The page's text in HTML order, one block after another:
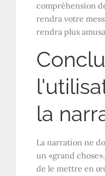
compréhension
rendra votre
rendra plus
la
La narration ne
un «grand
de le mettre en